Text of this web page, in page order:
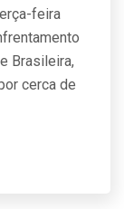
feira
Brasileira,
cerca de